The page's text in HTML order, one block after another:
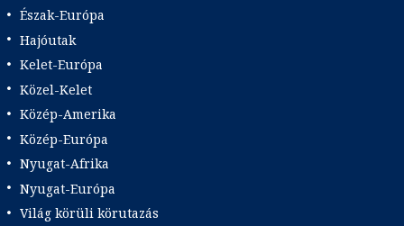
Észak-Európa
Hajóutak
Kelet-Európa
Közel-Kelet
Közép-Amerika
Közép-Európa
Nyugat-Afrika
Nyugat-Európa
Világ körüli körutazás